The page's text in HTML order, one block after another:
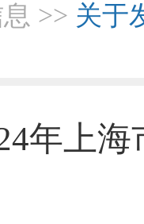
>> 关于
年上